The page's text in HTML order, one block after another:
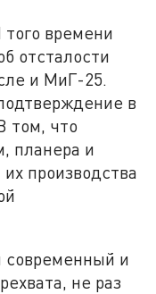
времени
отсталости
и МиГ-25.
в
том, что
планера и
производства
современный и
не раз